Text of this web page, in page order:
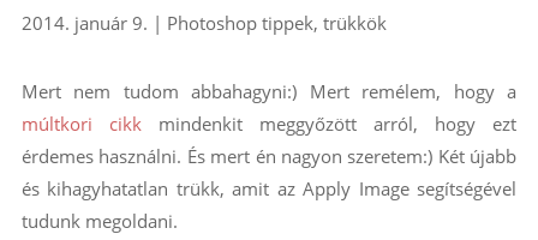
2014. január 9. | Photoshop tippek, trükkök
Mert nem tudom abbahagyni:) Mert remélem, hogy a
múltkori cikk mindenkit meggyőzött arról, hogy ezt
érdemes használni. És mert én nagyon szeretem:) Két újabb
és kihagyhatatlan trükk, amit az Apply Image segítségével
tudunk megoldani.